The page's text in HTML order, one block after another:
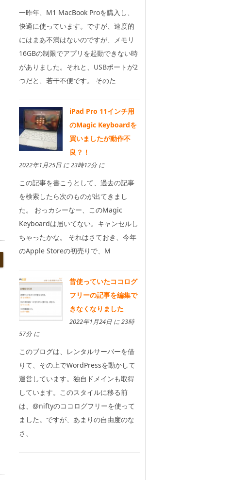
一昨年、M1 MacBook Proを購入し、
快適に使っています。ですが、速度的
にはまあ不満はないのですが、メモリ
16GBの制限でアプリを起動できない時
がありました。それと、USBポートが2
つだと、若干不便です。 そのた
iPad Pro 11インチ用
のMagic Keyboardを
買いましたが動作不
良？！
2022年1月25日 に 23時12分 に
この記事を書こうとして、過去の記事
を検索したら次のものが出てきまし
た。 おっカシーなー、このMagic
Keyboardは届いてない。キャンセルし
ちゃったかな。 それはさておき、今年
のApple Storeの初売りで、M
昔使っていたココログ
フリーの記事を編集で
きなくなりました
2022年1月24日 に 23時
57分 に
このブログは、レンタルサーバーを借
りて、その上でWordPressを動かして
運営しています。独自ドメインも取得
しています。このスタイルに移る前
は、@niftyのココログフリーを使って
ました。ですが、あまりの自由度のな
さ、